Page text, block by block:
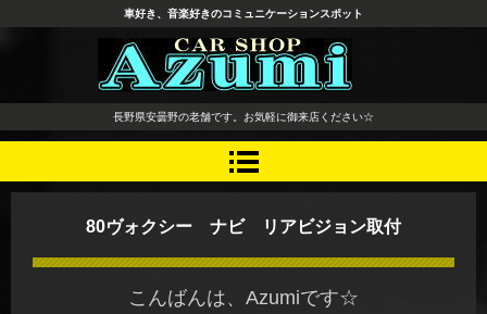
長野県 安曇野市 タイヤ ホ
イール デッドニング カーオ
ーディオ レカロシート
車好き、音楽好きのコミュニケーションスポット
長野県安曇野の老舗です。お気軽に御来店ください☆
80ヴォクシー ナビ リアビジョン取付
こんばんは、Azumiです☆